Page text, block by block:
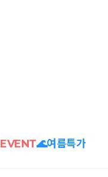
EVENT🌊여름특가